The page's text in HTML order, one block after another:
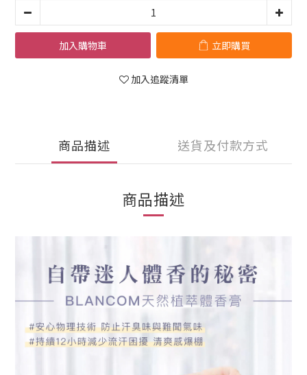
加入購物車 立即購買
加入追蹤清單
商品描述 送貨及付款方式
商品描述